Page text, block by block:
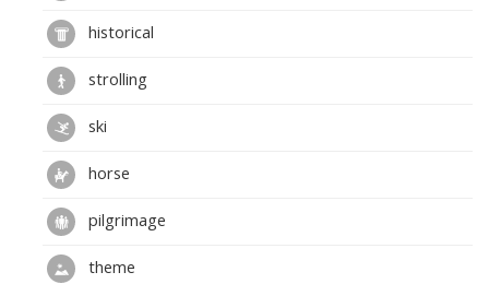
historical
strolling
ski
horse
pilgrimage
theme